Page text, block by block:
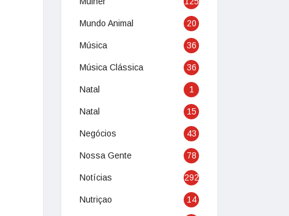
Mundo Animal 20
Música 36
Música Clássica 36
Natal 1
Natal 15
Negócios 43
Nossa Gente 78
Notícias 292
Nutriçao 14